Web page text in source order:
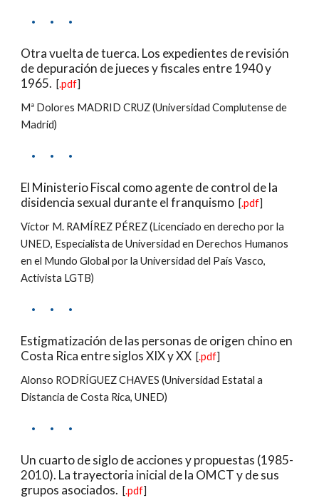
·     ·     ·
Otra vuelta de tuerca. Los expedientes de revisión
de depuración de jueces y fiscales entre 1940 y
1965.
  [
.pdf]
Mª Dolores MADRID CRUZ (Universidad Complutense de
Madrid)
·     ·     ·
El Ministerio Fiscal como agente de control de la
disidencia sexual durante el franquismo
  [
.pdf]
Víctor M. RAMÍREZ PÉREZ (Licenciado en derecho por la
UNED, Especialista de Universidad en Derechos Humanos
en el Mundo Global por la Universidad del País Vasco,
Activista LGTB)
·     ·     ·
Estigmatización de las personas de origen chino en
Costa Rica entre siglos XIX y XX
  [
.pdf]
Alonso RODRÍGUEZ CHAVES (Universidad Estatal a
Distancia de Costa Rica, UNED)
·     ·     ·
Un cuarto de siglo de acciones y propuestas (1985-
2010). La trayectoria inicial de la OMCT y de sus
grupos asociados.
  [
.pdf]